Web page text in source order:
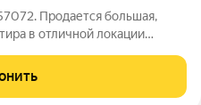
Продается большая,
в отличной локации
- зеленая территория -